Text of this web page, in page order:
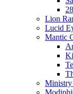
Lion
Lucid
Mantic
Ministry